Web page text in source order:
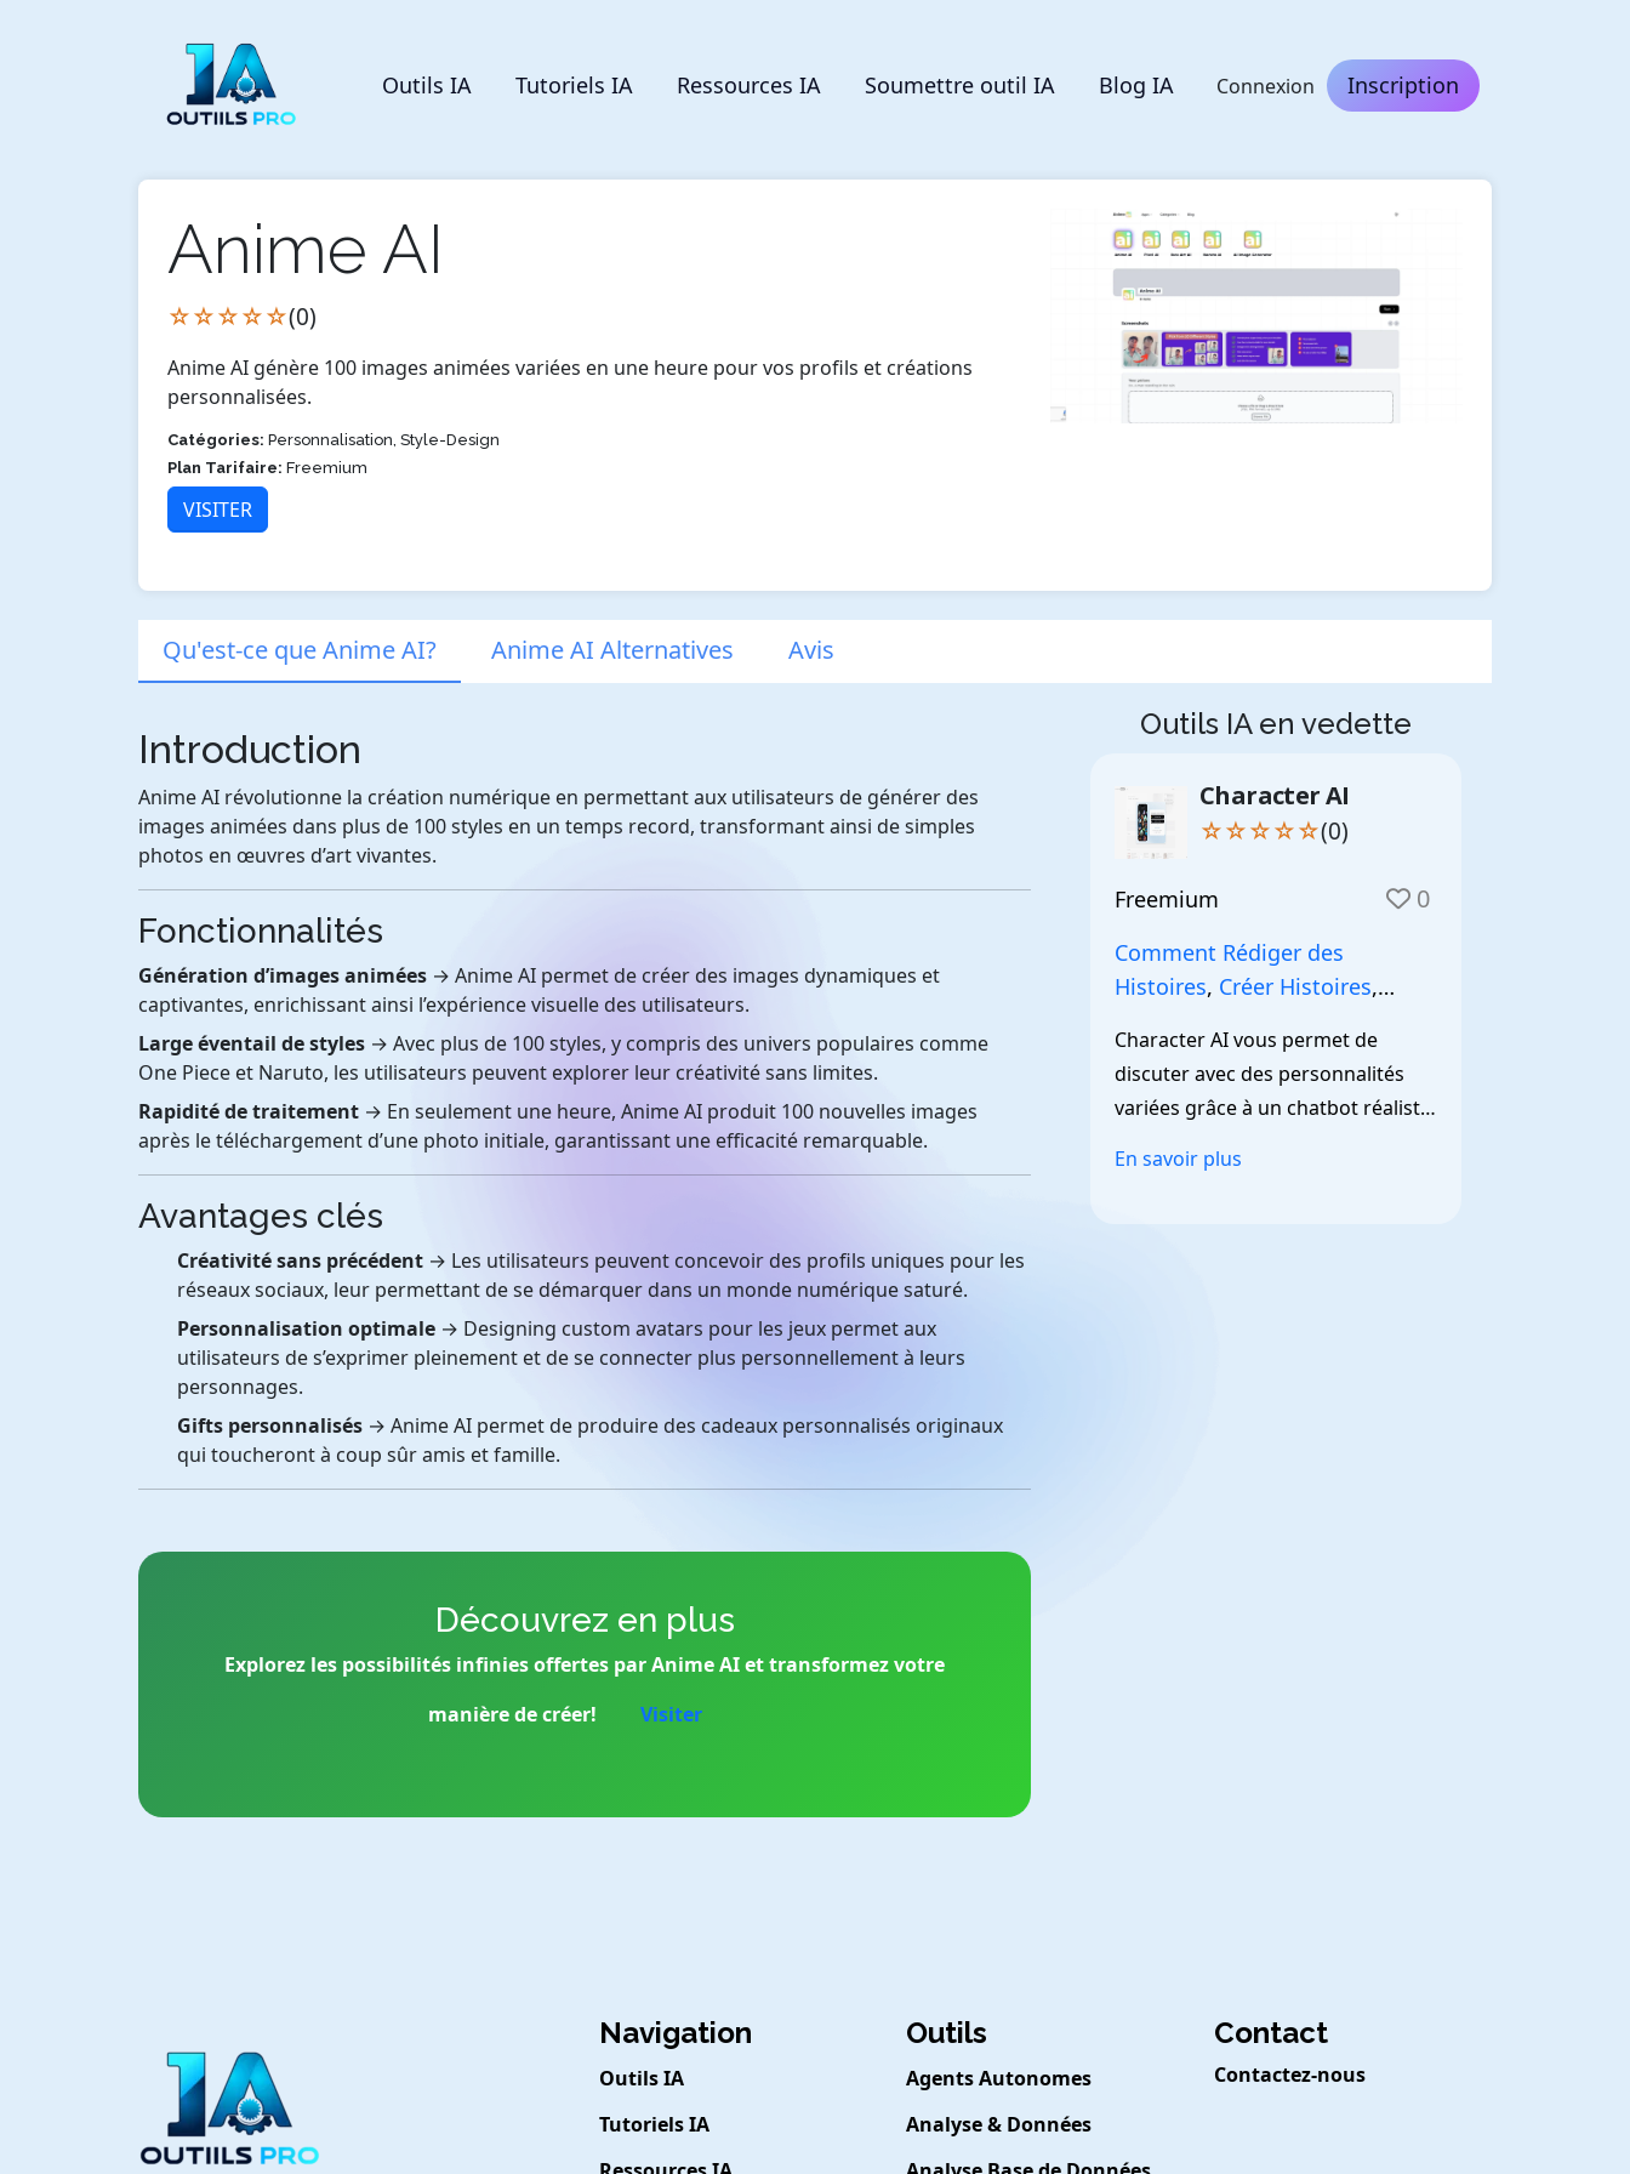
Outils IA Tutoriels IA Ressources IA Soumettre outil IA Blog IA Connexion Inscription
Anime AI
☆☆☆☆☆(0)
Anime AI génère 100 images animées variées en une heure pour vos profils et créations
personnalisées.
Catégories: Personnalisation, Style-Design
Plan Tarifaire: Freemium
VISITER
Qu'est-ce que Anime AI? Anime AI Alternatives Avis
Introduction
Anime AI révolutionne la création numérique en permettant aux utilisateurs de générer des
images animées dans plus de 100 styles en un temps record, transformant ainsi de simples
photos en œuvres d’art vivantes.
Fonctionnalités
Génération d’images animées → Anime AI permet de créer des images dynamiques et
captivantes, enrichissant ainsi l’expérience visuelle des utilisateurs.
Large éventail de styles → Avec plus de 100 styles, y compris des univers populaires comme
One Piece et Naruto, les utilisateurs peuvent explorer leur créativité sans limites.
Rapidité de traitement → En seulement une heure, Anime AI produit 100 nouvelles images
après le téléchargement d’une photo initiale, garantissant une efficacité remarquable.
Avantages clés
Créativité sans précédent → Les utilisateurs peuvent concevoir des profils uniques pour les
réseaux sociaux, leur permettant de se démarquer dans un monde numérique saturé.
Personnalisation optimale → Designing custom avatars pour les jeux permet aux
utilisateurs de s’exprimer pleinement et de se connecter plus personnellement à leurs
personnages.
Gifts personnalisés → Anime AI permet de produire des cadeaux personnalisés originaux
qui toucheront à coup sûr amis et famille.
Découvrez en plus
Explorez les possibilités infinies offertes par Anime AI et transformez votre
manière de créer!
Visiter
Outils IA en vedette
Character AI
☆☆☆☆☆(0)
Freemium 0
Comment Rédiger des
Histoires, Créer Histoires,
Character AI vous permet de
discuter avec des personnalités
variées grâce à un chatbot réaliste
En savoir plus
Navigation
Outils IA
Tutoriels IA
Outils
Agents Autonomes
Analyse & Données
Contact
Contactez-nous